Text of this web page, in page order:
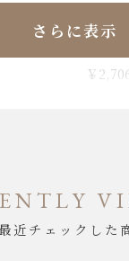
オート
フィ
マティ
￥
さらに表示
近チェックした